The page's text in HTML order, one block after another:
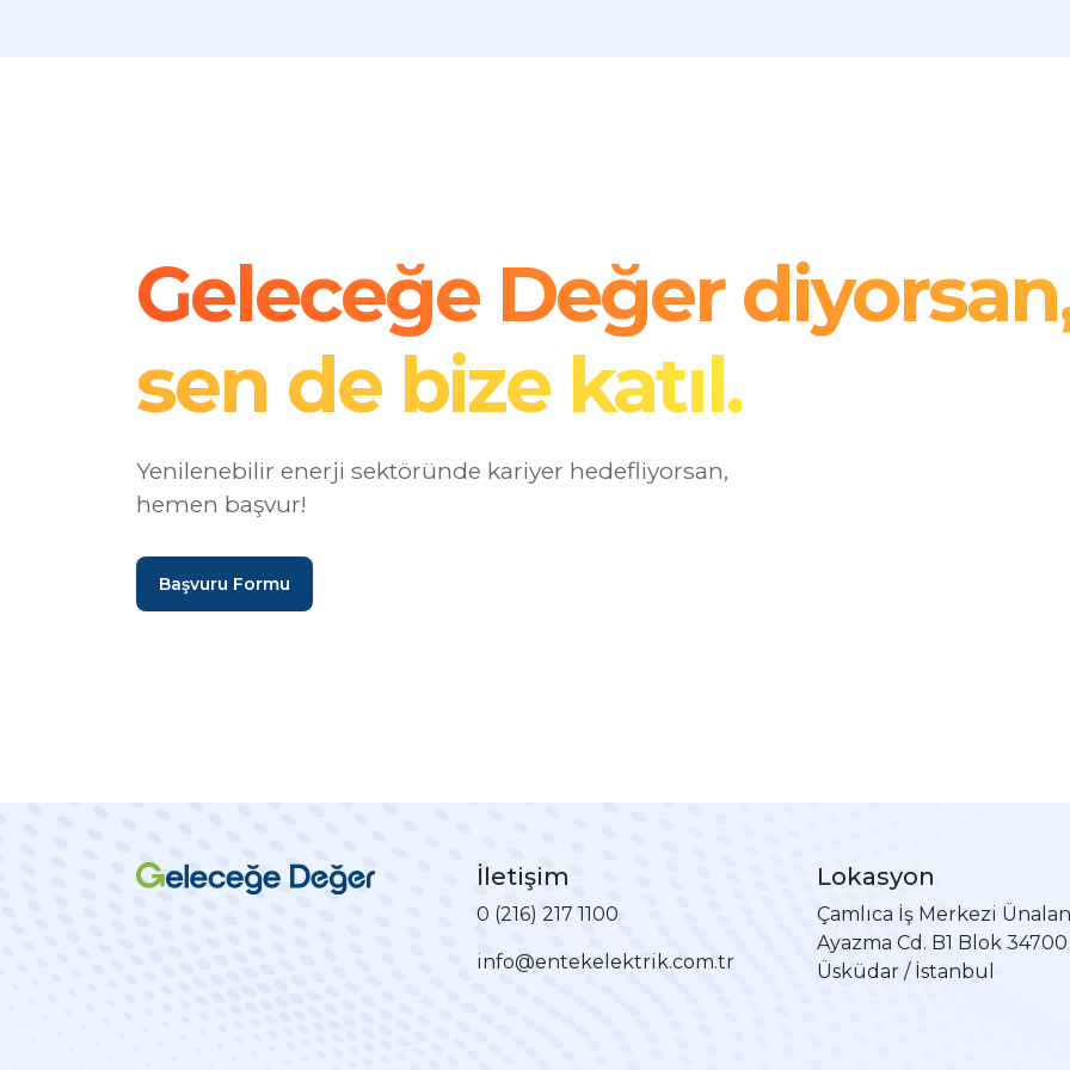
Geleceğe Değer
sen de bize katıl.
Yenilenebilir enerji sektöründe kariyer hedefliyorsan,
hemen başvur!
Başvuru Formu
İletişim
0 (216) 217 1100
info@entekelektrik.com.tr
Lokasyon
Çamlıca İş Merkezi
Ayazma Cd. B1 Blok 34700
Üsküdar / İstanbul